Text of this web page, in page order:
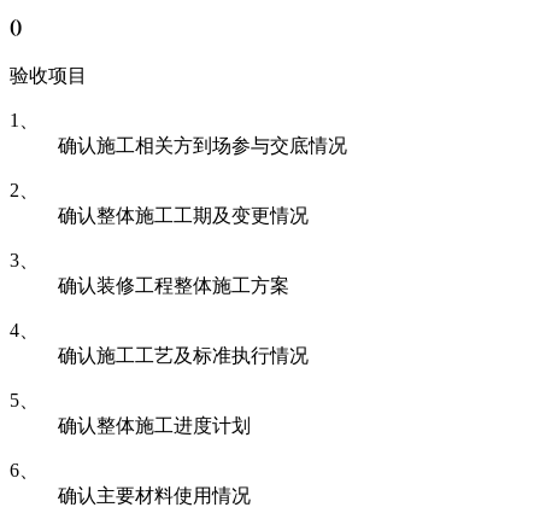
()
验收项目
1、
确认施工相关方到场参与交底情况
2、
确认整体施工工期及变更情况
3、
确认装修工程整体施工方案
4、
确认施工工艺及标准执行情况
5、
确认整体施工进度计划
6、
确认主要材料使用情况